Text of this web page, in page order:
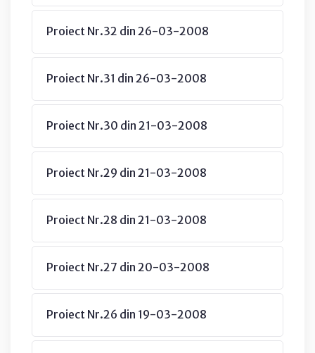
Proiect Nr.32 din 26-03-2008
Proiect Nr.31 din 26-03-2008
Proiect Nr.30 din 21-03-2008
Proiect Nr.29 din 21-03-2008
Proiect Nr.28 din 21-03-2008
Proiect Nr.27 din 20-03-2008
Proiect Nr.26 din 19-03-2008